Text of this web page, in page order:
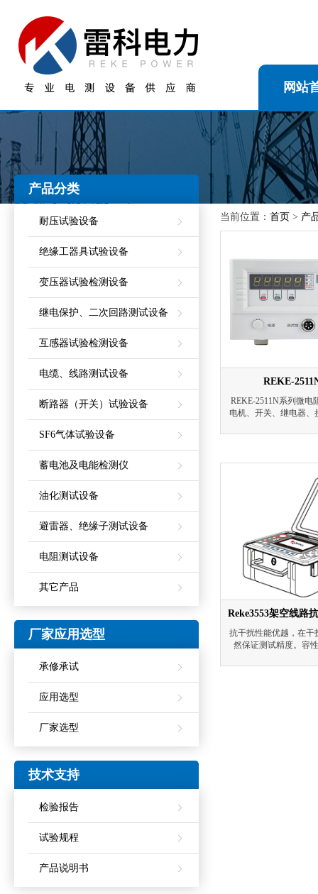
网站
当前位置： 首页 > 产
REKE-
REKE-2511N系列微电
电机、开关、继电器
具有较高的测量速度。
用了高精度AD转换，
地设置电阻上下限以
试
Reke3553架空线路
抗干扰性能优越，在干
然保证测试精度。容
产品分类
耐压试验设备
绝缘工器具试验设备
变压器试验检测设备
继电保护、二次回路测试设备
互感器试验检测设备
电缆、线路测试设备
断路器（开关）试验设备
SF6气体试验设备
蓄电池及电能检测仪
油化测试设备
避雷器、绝缘子测试设备
电阻测试设备
其它产品
厂家应用选型
承修承试
应用选型
厂家选型
技术支持
检验报告
试验规程
产品说明书